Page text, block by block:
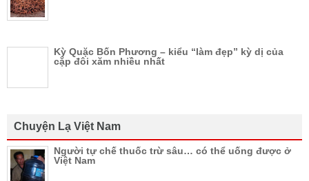
Kỳ Quặc Bốn Phương – kiểu “làm đẹp” kỳ dị của
cặp đôi xăm nhiều nhất
Chuyện Lạ Việt Nam
Người tự chế thuốc trừ sâu… có thể uống được ở
Việt Nam